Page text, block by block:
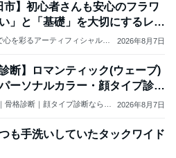
市】初心者さんも安心のフラワ
と「基礎」を大切にするレッ
を彩るアーティフィシャルフ
2026年8月7日
断】ロマンティック(ウェーブ)
ーソナルカラー・顔タイプ診断
骨格診断｜顔タイプ診断なら
2026年8月7日
も手洗いしていたタックワイド